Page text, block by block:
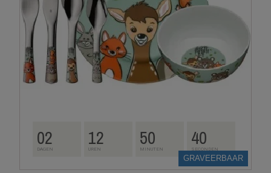
GRAVEERBAAR
02
DAGEN 12
UREN 50
MINUTEN 39
SECONDEN